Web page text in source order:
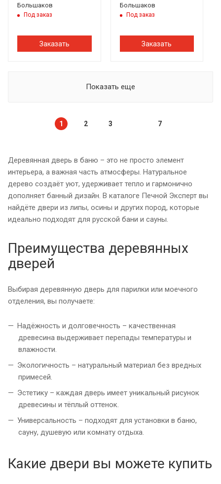
Большаков
Под заказ
Заказать
Большаков
Под заказ
Заказать
Показать еще
1 2 3 7
Деревянная дверь в баню – это не просто элемент
интерьера, а важная часть атмосферы. Натуральное
дерево создаёт уют, удерживает тепло и гармонично
дополняет банный дизайн. В каталоге Печной Эксперт вы
найдёте двери из липы, осины и других пород, которые
идеально подходят для русской бани и сауны.
Преимущества деревянных
дверей
Выбирая деревянную дверь для парилки или моечного
отделения, вы получаете:
Надёжность и долговечность – качественная
древесина выдерживает перепады температуры и
влажности.
Экологичность – натуральный материал без вредных
примесей.
Эстетику – каждая дверь имеет уникальный рисунок
древесины и тёплый оттенок.
Универсальность – подходят для установки в баню,
сауну, душевую или комнату отдыха.
Какие двери вы можете купить